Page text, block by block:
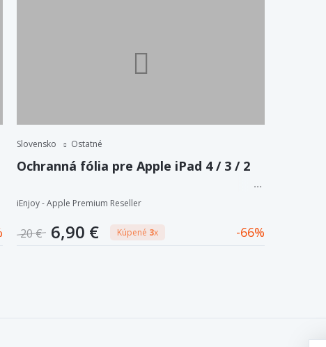
Slovensko Ostatné
Ochranná fólia pre Apple iPad 4 / 3 / 2
iEnjoy - Apple Premium Reseller
20 € 6,90 € Kúpené 3x 66